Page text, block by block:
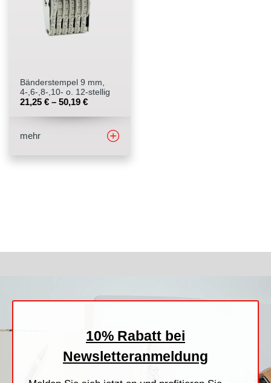
Bänderstempel 9 mm,
4-,6-,8-,10- o. 12-stellig
21,25 € – 50,19 €
mehr
Stempelfarben
Stempelzubehör